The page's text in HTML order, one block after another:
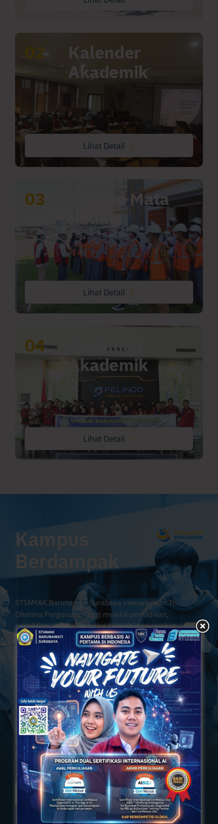
02
Kalender
Akademik
Lihat Detail
03
Jadwal Mata
Kuliah
Lihat Detail
04
Pedoman
Akademik
Lihat Detail
Kampus
Berdampak
STIAMAK Barunawati Surabaya menjalankan Tri
Dharma Perguruan Tinggi melalui pendidikan,
penelitian, dan pengabdian kepada masyarakat.
Sejalan dengan ProgramKampus Berdampakdari
Kemendikbud, STIAMAK membangun kolaborasi
dengan perguruan tinggi lain, pemerintah, dan dunia
usaha maupun industri (DUDI) untuk menyiapkan
mahasiswa siap kerja di era Revolusi Industri 4.0.
Melalui sinergi kegiatan intrakurikuler, kokurikuler, dan
ekstrakurikuler, STIAMAK fokus pada penguatan
kompetensi mahasiswa. Kampus Merdeka juga
memberi kebebasan mahasiswa memilih mata kuliah
sesuai minat dan kebutuhan karier di masa depan.
Kampus Berdampak